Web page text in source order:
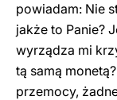
powiadam: Nie
jakże to Panie?
wyrządza mi
tą samą
przemocy,